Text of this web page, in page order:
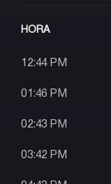
HORA
12:44 PM
01:46 PM
02:43 PM
03:42 PM